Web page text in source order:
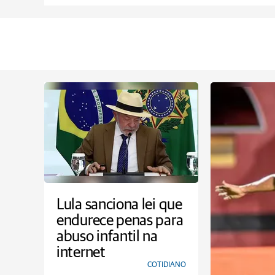
Lula sanciona lei que
endurece penas para
abuso infantil na
internet
COTIDIANO